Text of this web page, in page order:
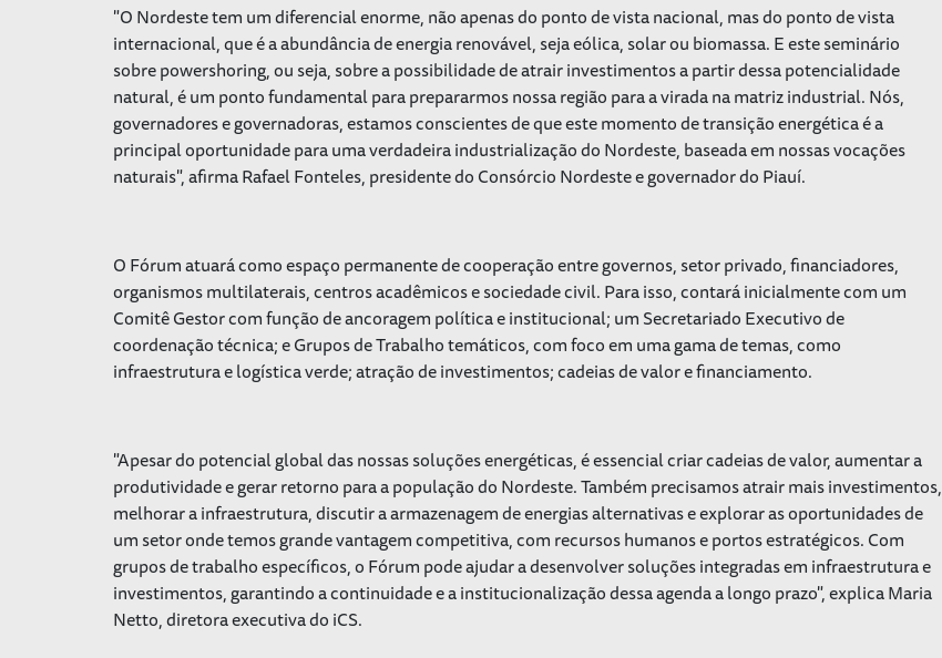
"O Nordeste tem um diferencial enorme, não apenas do ponto de vista nacional, mas do ponto de vista
internacional, que é a abundância de energia renovável, seja eólica, solar ou biomassa. E este seminário
sobre powershoring, ou seja, sobre a possibilidade de atrair investimentos a partir dessa potencialidade
natural, é um ponto fundamental para prepararmos nossa região para a virada na matriz industrial. Nós,
governadores e governadoras, estamos conscientes de que este momento de transição energética é a
principal oportunidade para uma verdadeira industrialização do Nordeste, baseada em nossas vocações
naturais", afirma Rafael Fonteles, presidente do Consórcio Nordeste e governador do Piauí.
O Fórum atuará como espaço permanente de cooperação entre governos, setor privado, financiadores,
organismos multilaterais, centros acadêmicos e sociedade civil. Para isso, contará inicialmente com um
Comitê Gestor com função de ancoragem política e institucional; um Secretariado Executivo de
coordenação técnica; e Grupos de Trabalho temáticos, com foco em uma gama de temas, como
infraestrutura e logística verde; atração de investimentos; cadeias de valor e financiamento.
"Apesar do potencial global das nossas soluções energéticas, é essencial criar cadeias de valor, aumentar a
produtividade e gerar retorno para a população do Nordeste. Também precisamos atrair mais investimentos,
melhorar a infraestrutura, discutir a armazenagem de energias alternativas e explorar as oportunidades de
um setor onde temos grande vantagem competitiva, com recursos humanos e portos estratégicos. Com
grupos de trabalho específicos, o Fórum pode ajudar a desenvolver soluções integradas em infraestrutura e
investimentos, garantindo a continuidade e a institucionalização dessa agenda a longo prazo", explica Maria
Netto, diretora executiva do iCS.